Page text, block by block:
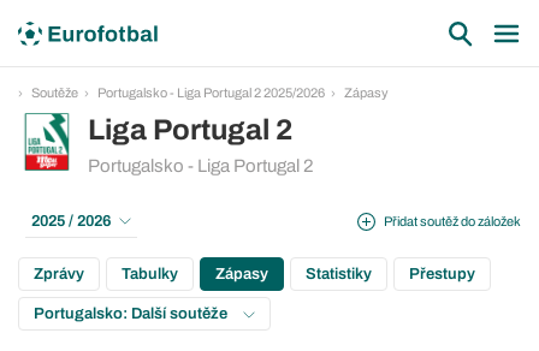
Soutěže Portugalsko - Liga Portugal 2 2025/2026 Zápasy
Liga Portugal 2
Portugalsko - Liga Portugal 2
Přidat soutěž do záložek
2025 / 2026
Zprávy Tabulky Zápasy Statistiky Přestupy
Portugalsko: Další soutěže